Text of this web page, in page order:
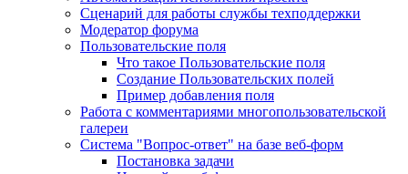
Сценарий для работы службы техподдержки
Модератор форума
Пользовательские поля
Что такое Пользовательские поля
Создание Пользовательских полей
Пример добавления поля
Работа с комментариями многопользовательской
галереи
Система "Вопрос-ответ" на базе веб-форм
Постановка задачи